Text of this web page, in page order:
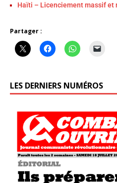
Haïti – Licenciement massif et
Partager :
LES DERNIERS NUMÉROS